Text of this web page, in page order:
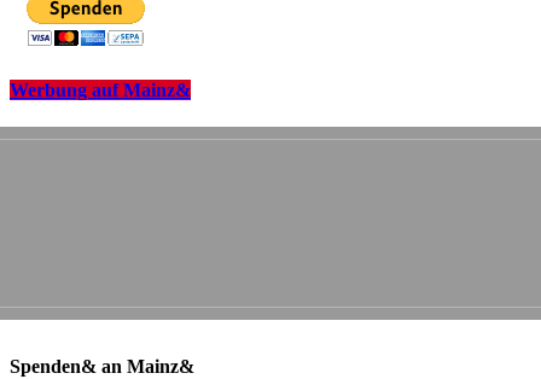
Werbung auf Mainz&
Spenden& an Mainz&